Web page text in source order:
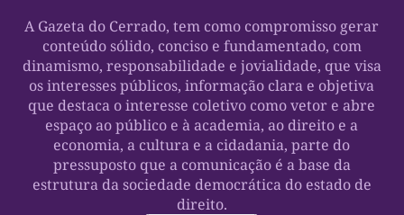
A Gazeta do Cerrado, tem como compromisso gerar
conteúdo sólido, conciso e fundamentado, com
dinamismo, responsabilidade e jovialidade, que visa
os interesses públicos, informação clara e objetiva
que destaca o interesse coletivo como vetor e abre
espaço ao público e à academia, ao direito e a
economia, a cultura e a cidadania, parte do
pressuposto que a comunicação é a base da
estrutura da sociedade democrática do estado de
direito.